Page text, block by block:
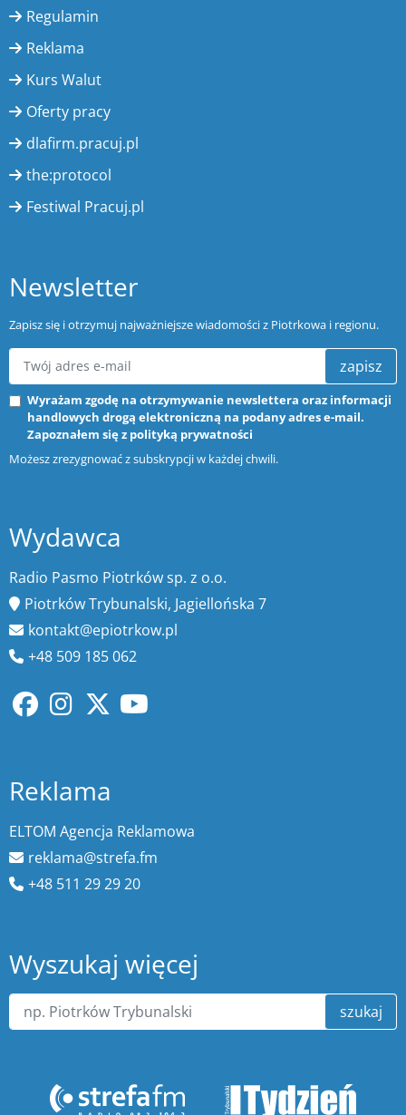
Regulamin
Reklama
Kurs Walut
Oferty pracy
dlafirm.pracuj.pl
the:protocol
Festiwal Pracuj.pl
Newsletter
Zapisz się i otrzymuj najważniejsze wiadomości z Piotrkowa i regionu.
zapisz
Wyrażam zgodę na otrzymywanie newslettera oraz informacji
handlowych drogą elektroniczną na podany adres e-mail.
Zapoznałem się z polityką prywatności
Możesz zrezygnować z subskrypcji w każdej chwili.
Wydawca
Radio Pasmo Piotrków sp. z o.o.
Piotrków Trybunalski, Jagiellońska 7
kontakt@epiotrkow.pl
+48 509 185 062
Reklama
ELTOM Agencja Reklamowa
reklama@strefa.fm
+48 511 29 29 20
Wyszukaj więcej
szukaj